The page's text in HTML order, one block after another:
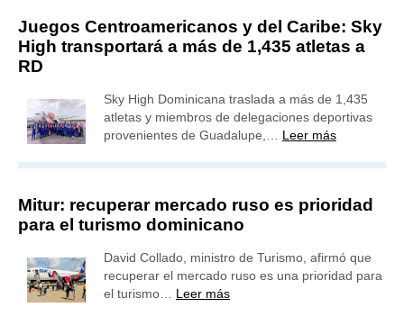
Juegos Centroamericanos y del Caribe: Sky
High transportará a más de 1,435 atletas a
RD
Sky High Dominicana traslada a más de 1,435
atletas y miembros de delegaciones deportivas
provenientes de Guadalupe,… Leer más
Mitur: recuperar mercado ruso es prioridad
para el turismo dominicano
David Collado, ministro de Turismo, afirmó que
recuperar el mercado ruso es una prioridad para
el turismo… Leer más